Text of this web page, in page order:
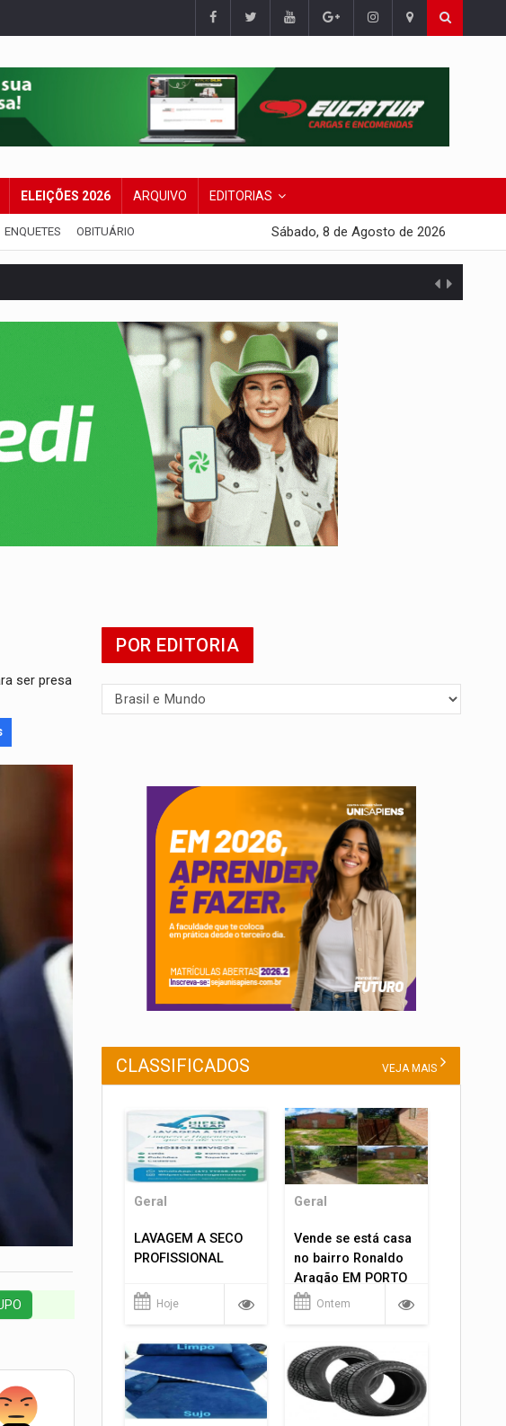
ELEIÇÕES 2026 ARQUIVO EDITORIAS
ENQUETES OBITUÁRIO Sábado, 8 de Agosto de 2026
2026
ser presa
POR EDITORIA
CLASSIFICADOS VEJA MAIS
Geral
LAVAGEM A SECO
PROFISSIONAL
Hoje
Geral
Vende se está casa
no bairro Ronaldo
Aragão EM PORTO
VELHO RO.
Ontem